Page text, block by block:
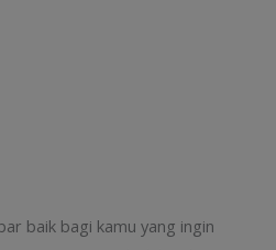
baik bagi kamu yang ingin